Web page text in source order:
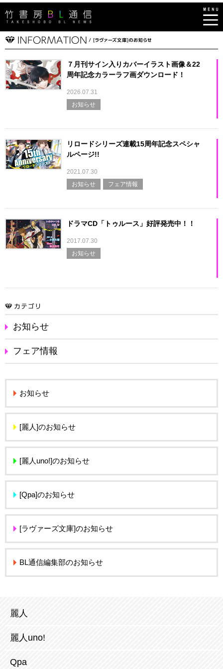
７月刊サイン入りカバーイラスト画像＆22
周年記念カラーラフ画ダウンロード！
2026.07.31
お知らせ
リロードシリーズ連載15周年記念スペシャ
ルページ!!
2021.07.30
お知らせ
フェア情報
ドラマCD「トゥルース」好評発売中！！
2017.07.30
お知らせ
お知らせ
フェア情報
お知らせ
[麗人]のお知らせ
[麗人uno!]のお知らせ
[Qpa]のお知らせ
[ラヴァーズ文庫]のお知らせ
BL通信編集部のお知らせ
麗人
麗人uno!
Qpa